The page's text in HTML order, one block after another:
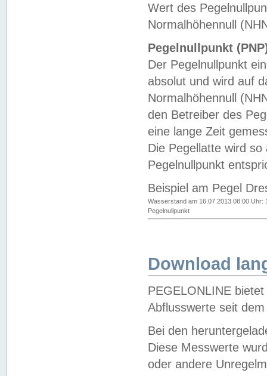
Wert des
Normalhöhennull
Pegelnullpunkt
Der Pegelnullpunkt
absolut und wird auf
Normalhöhennull
den Betreiber des
eine lange Zeit
Die Pegellatte wird
Pegelnullpunkt
Beispiel am Pegel
Wasserstand am 16.07.2013 08:00 Uhr:
Pegelnullpunkt
Download
PEGELONLINE
Abflusswerte seit
Bei den
Diese Messwerte
oder andere